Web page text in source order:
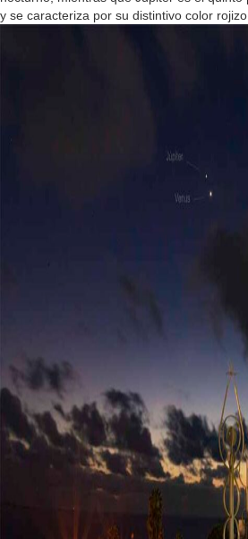
y se caracteriza por su distintivo color rojizo.